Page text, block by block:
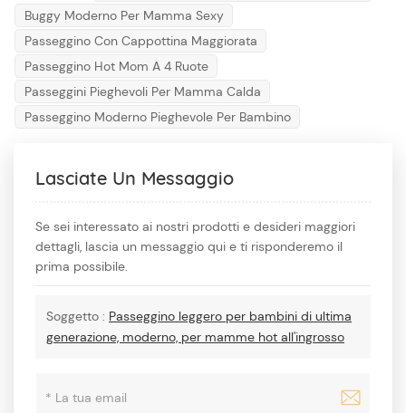
Buggy Moderno Per Mamma Sexy
Passeggino Con Cappottina Maggiorata
Passeggino Hot Mom A 4 Ruote
Passeggini Pieghevoli Per Mamma Calda
Passeggino Moderno Pieghevole Per Bambino
Lasciate Un Messaggio
Se sei interessato ai nostri prodotti e desideri maggiori
dettagli, lascia un messaggio qui e ti risponderemo il
prima possibile.
Soggetto : Passeggino leggero per bambini di ultima
generazione, moderno, per mamme hot all'ingrosso